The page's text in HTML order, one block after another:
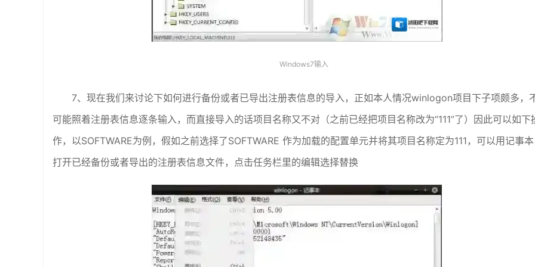
Windows7输入
7、现在我们来讨论下如何进行备份或者已导出注册表信息的导入，正如本人情况winlogon项目下子项颇多，
可能照着注册表信息逐条输入，而直接导入的话项目名称又不对（之前已经把项目名称改为“111”了）因此可以如下
作，以SOFTWARE为例，假如之前选择了SOFTWARE 作为加载的配置单元并将其项目名称定为111，可以用记事本
打开已经备份或者导出的注册表信息文件，点击任务栏里的编辑选择替换